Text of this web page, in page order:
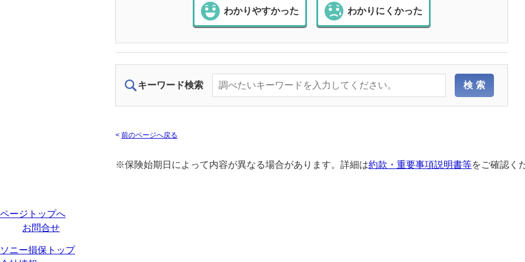
わかりやすかった わかりにくかった
キーワード検索
< 前のページへ戻る
※保険始期日によって内容が異なる場合があります。詳細は約款・重要事項説明書等をご確認く
ページトップへ
お問合せ
ソニー損保トップ